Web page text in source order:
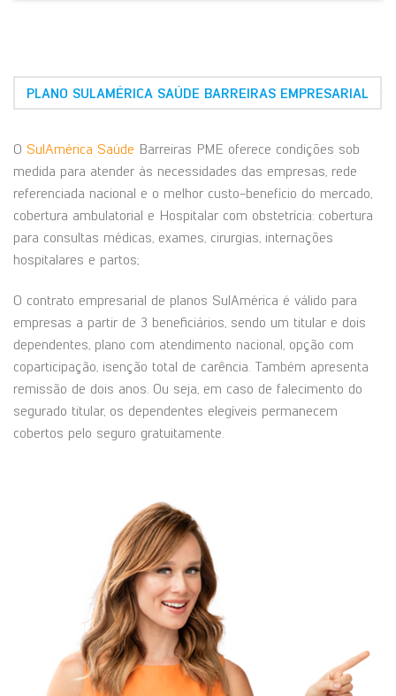
PLANO SULAMÉRICA SAÚDE BARREIRAS EMPRESARIAL
O SulAmérica Saúde Barreiras PME oferece condições sob
medida para atender às necessidades das empresas, rede
referenciada nacional e o melhor custo-benefício do mercado,
cobertura ambulatorial e Hospitalar com obstetrícia: cobertura
para consultas médicas, exames, cirurgias, internações
hospitalares e partos;
O contrato empresarial de planos SulAmérica é válido para
empresas a partir de 3 beneficiários, sendo um titular e dois
dependentes, plano com atendimento nacional, opção com
coparticipação, isenção total de carência. Também apresenta
remissão de dois anos. Ou seja, em caso de falecimento do
segurado titular, os dependentes elegíveis permanecem
cobertos pelo seguro gratuitamente.